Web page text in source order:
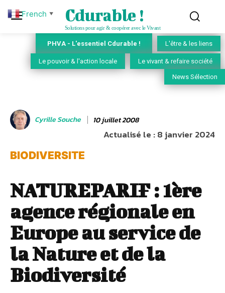
Cdurable !
Solutions pour agir & coopérer avec le Vivant
PHVA - L'essentiel Cdurable ! L'être & les liens
Le pouvoir & l'action locale Le vivant & refaire société
News Sélection
Cyrille Souche 10 juillet 2008
Actualisé le :8 janvier 2024
BIODIVERSITE
NATUREPARIF : 1ère
agence régionale en
Europe au service de
la Nature et de la
Biodiversité
French ▼